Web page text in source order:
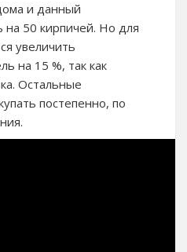
и данный
на 50 кирпичей. Но для
увеличить
на 15 %, так как
Остальные
постепенно, по